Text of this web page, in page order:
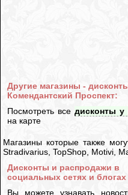
Другие магазины -
Комендантский Проспект:
Посмотреть вседисконты у
на карте
Магазины которые также
Stradivarius, TopShop, Motivi,
Дисконты и распродажи в
социальных сетях и блогах
Вы можете узнавать